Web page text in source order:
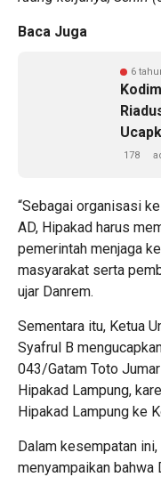
Baca Juga
6
178
“Sebagai organisasi
AD, Hipakad harus
pemerintah menjaga
masyarakat serta
ujar Danrem.
Sementara itu, Ketua
Syafrul B
043/Gatam Toto
Hipakad Lampung,
Hipakad Lampung ke
Dalam kesempatan
menyampaikan bahwa